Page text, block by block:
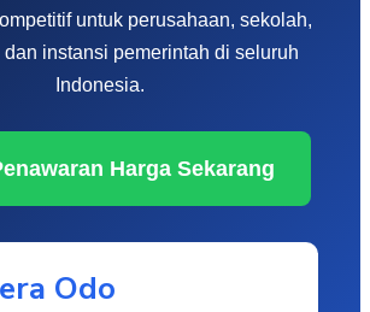
untuk perusahaan, sekolah,
dan instansi pemerintah di seluruh
Indonesia.
Harga Sekarang
Odo